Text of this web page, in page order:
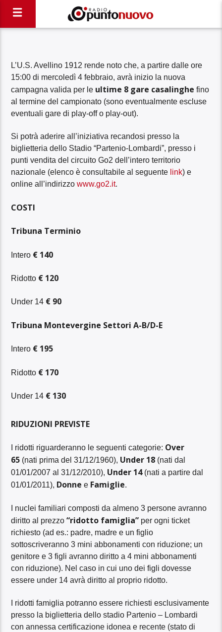
L’U.S. Avellino 1912 rende noto che, a partire dalle ore
15:00 di mercoledì 4 febbraio, avrà inizio la nuova
campagna valida per le ultime 8 gare casalinghe fino
al termine del campionato (sono eventualmente escluse
eventuali gare di play-off o play-out).
Si potrà aderire all’iniziativa recandosi presso la
biglietteria dello Stadio “Partenio-Lombardi”, presso i
punti vendita del circuito Go2 dell’intero territorio
nazionale (elenco è consultabile al seguente link) e
online all’indirizzowww.go2.it.
COSTI
Tribuna Terminio
Intero € 140
Ridotto € 120
Under 14 € 90
Tribuna Montevergine Settori A-B/D-E
Intero € 195
Ridotto € 170
Under 14 € 130
RIDUZIONI PREVISTE
I ridotti riguarderanno le seguenti categorie: Over
65 (nati prima del 31/12/1960), Under 18 (nati dal
01/01/2007 al 31/12/2010), Under 14(nati a partire dal
01/01/2011), Donne e Famiglie.
I nuclei familiari composti da almeno 3 persone avranno
diritto al prezzo“ridotto famiglia” per ogni ticket
richiesto (ad es.: padre, madre e un figlio
sottoscriveranno 3 mini abbonamenti con riduzione; un
genitore e 3 figli avranno diritto a 4 mini abbonamenti
con riduzione). Nel caso in cui uno dei figli dovesse
essere under 14 avrà diritto al proprio ridotto.
I ridotti famiglia potranno essere richiesti esclusivamente
presso la biglietteria dello stadio Partenio – Lombardi
con annessa certificazione idonea e recente (stato di